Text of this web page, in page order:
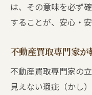
は、その意味を必ず
することが、安心・
不動産買取専門家
不動産買取専門家の
見えない瑕疵（かし